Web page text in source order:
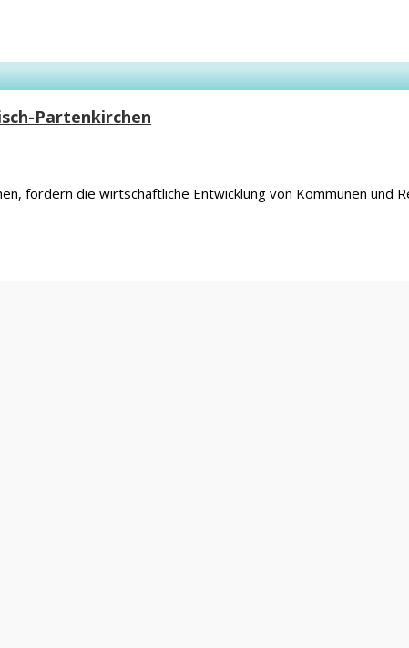
Partenkirchen
fördern die wirtschaftliche Entwicklung von Kommunen und